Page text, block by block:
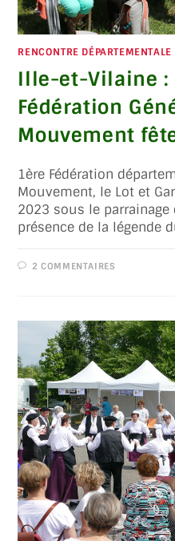
RENCONTRE DÉPARTEMENTALE
Ille-et-Vilaine :
Fédération
Mouvement
1ère Fédération
Mouvement, le Lot et
2023 sous le parrainage
présence de la légende
2 COMMENTAIRES